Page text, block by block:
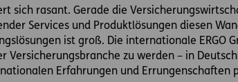
sich rasant. Gerade die
Services und Produktlösungen diesen
ist groß. Die internationale ERGO
Versicherungsbranche zu werden – in
Erfahrungen und Errungenschaften